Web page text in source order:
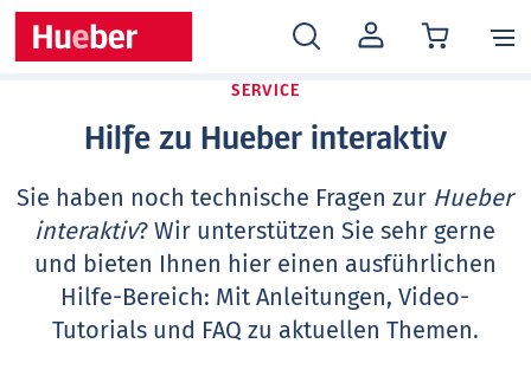
MEIN
KONTO
SERVICE
Hilfe zu Hueber interaktiv
Sie haben noch technische Fragen zur Hueber
interaktiv? Wir unterstützen Sie sehr gerne
und bieten Ihnen hier einen ausführlichen
Hilfe-Bereich: Mit Anleitungen, Video-
Tutorials und FAQ zu aktuellen Themen.